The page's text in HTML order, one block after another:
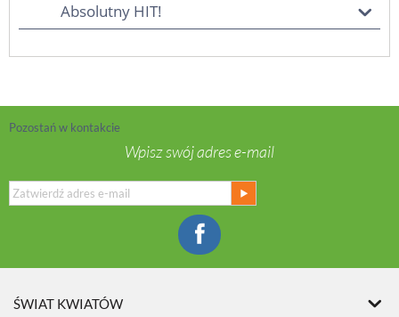
Absolutny HIT!
Pozostań w kontakcie
Wpisz swój adres e-mail
ŚWIAT KWIATÓW